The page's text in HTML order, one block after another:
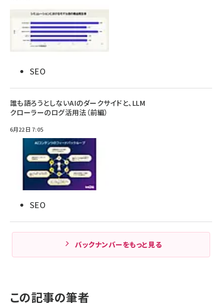
SEO
誰も語ろうとしないAIのダークサイドと、LLM
クローラーのログ活用法（前編）
6月22日 7:05
SEO
バックナンバーをもっと見る
この記事の筆者